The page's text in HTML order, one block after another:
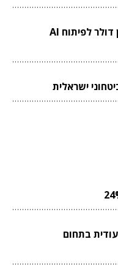
Limitless Labs גייסה 20 מיליון דולר לפיתוח AI
בתחום